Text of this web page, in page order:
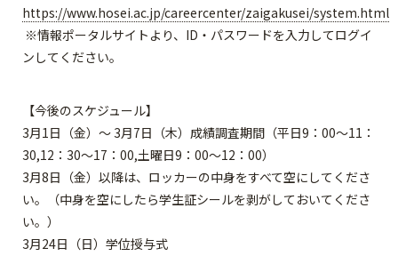
https://www.hosei.ac.jp/careercenter/zaigakusei/system.html
※情報ポータルサイトより、ID・パスワードを入力してログイ
ンしてください。
【今後のスケジュール】
3月1日（金）～ 3月7日（木）成績調査期間（平日9：00～11：
30,12：30～17：00,土曜日9：00～12：00）
3月8日（金）以降は、ロッカーの中身をすべて空にしてくださ
い。（中身を空にしたら学生証シールを剥がしておいてくださ
い。）
3月24日（日）学位授与式